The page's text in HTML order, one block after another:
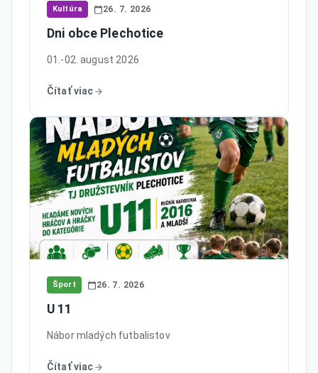
Kultúra 26. 7. 2026
Dni obce Plechotice
01.-02. august 2026
Čítať viac
Šport 26. 7. 2026
U 11
Nábor mladých futbalistov
Čítať viac